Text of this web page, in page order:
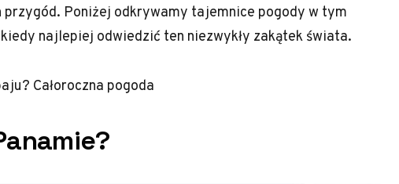
Poniżej odkrywamy tajemnice pogody w tym
najlepiej odwiedzić ten niezwykły zakątek świata.
Całoroczna pogoda